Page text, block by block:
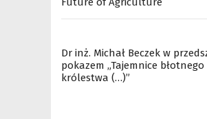
Dr inż. Michał Beczek w
pokazem „Tajemnice błotnego
królestwa (…)”